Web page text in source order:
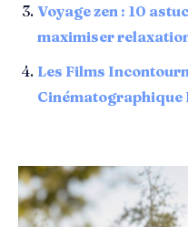
Voyage zen : 10
maximiser
Les Films